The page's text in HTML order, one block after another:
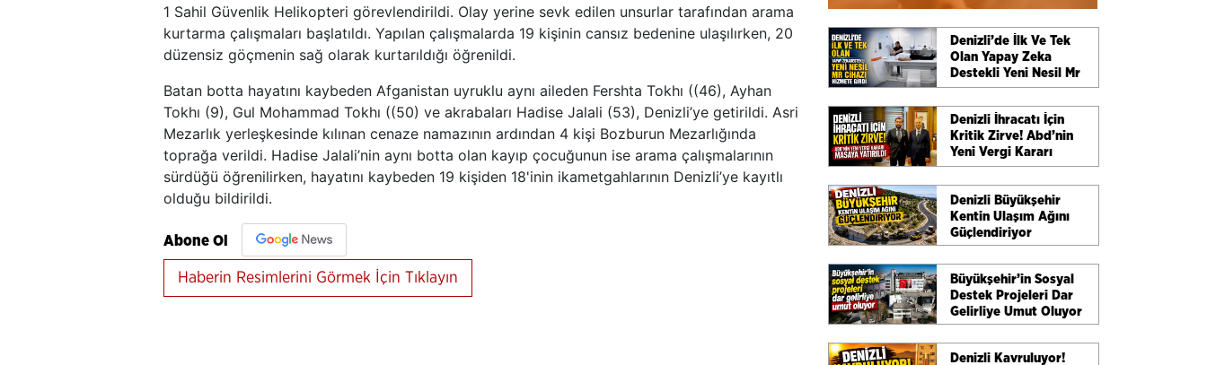
1 Sahil Güvenlik Helikopteri görevlendirildi. Olay yerine sevk edilen unsurlar tarafından arama
kurtarma çalışmaları başlatıldı. Yapılan çalışmalarda 19 kişinin cansız bedenine ulaşılırken, 20
düzensiz göçmenin sağ olarak kurtarıldığı öğrenildi.
Batan botta hayatını kaybeden Afganistan uyruklu aynı aileden Fershta Tokhı ((46), Ayhan
Tokhı (9), Gul Mohammad Tokhı ((50) ve akrabaları Hadise Jalali (53), Denizli’ye getirildi. Asri
Mezarlık yerleşkesinde kılınan cenaze namazının ardından 4 kişi Bozburun Mezarlığında
toprağa verildi. Hadise Jalali’nin aynı botta olan kayıp çocuğunun ise arama çalışmalarının
sürdüğü öğrenilirken, hayatını kaybeden 19 kişiden 18'inin ikametgahlarının Denizli’ye kayıtlı
olduğu bildirildi.
Abone Ol
Haberin Resimlerini Görmek İçin Tıklayın
Denizli’de İlk Ve Tek
Olan Yapay Zeka
Destekli Yeni Nesil Mr
Cihazı Hizmete Girdi
Denizli İhracatı İçin
Kritik Zirve! Abd’nin
Yeni Vergi Kararı
Masaya Yatırıldı
Denizli Büyükşehir
Kentin Ulaşım Ağını
Güçlendiriyor
Büyükşehir’in Sosyal
Destek Projeleri Dar
Gelirliye Umut Oluyor
Denizli Kavruluyor!